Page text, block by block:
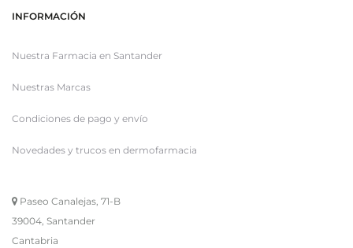
INFORMACIÓN
Nuestra Farmacia en Santander
Nuestras Marcas
Condiciones de pago y envío
Novedades y trucos en dermofarmacia
Paseo Canalejas, 71-B
39004, Santander
Cantabria